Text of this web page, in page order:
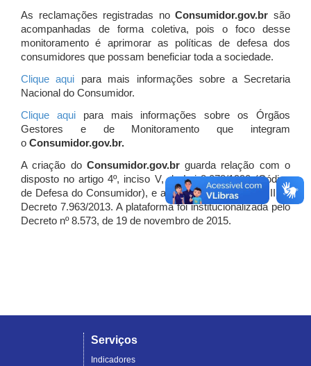
As reclamações registradas noConsumidor.gov.br são
acompanhadas de forma coletiva, pois o foco desse
monitoramento é aprimorar as políticas de defesa dos
consumidores que possam beneficiar toda a sociedade.
Clique aqui para mais informações sobre a Secretaria
Nacional do Consumidor.
Clique aquipara mais informações sobre os Órgãos
Gestores e de Monitoramento que integram
o Consumidor.gov.br.
A criação do Consumidor.gov.brguarda relação com o
disposto no artigo 4º, inciso V, da Lei 8.078/1990 (Código
de Defesa do Consumidor), e artigo 7º, incisos I, II e III do
Decreto 7.963/2013. A plataforma foi institucionalizada pelo
Decreto nº 8.573, de 19 de novembro de 2015.
Serviços
Indicadores